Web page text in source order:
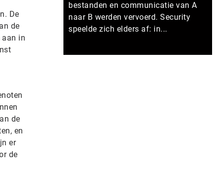
De
de
in
de
en
er
de
bestanden en communicatie van A
naar B werden vervoerd. Security
speelde zich elders af: in...